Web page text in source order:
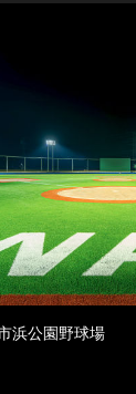
浜公園野球場